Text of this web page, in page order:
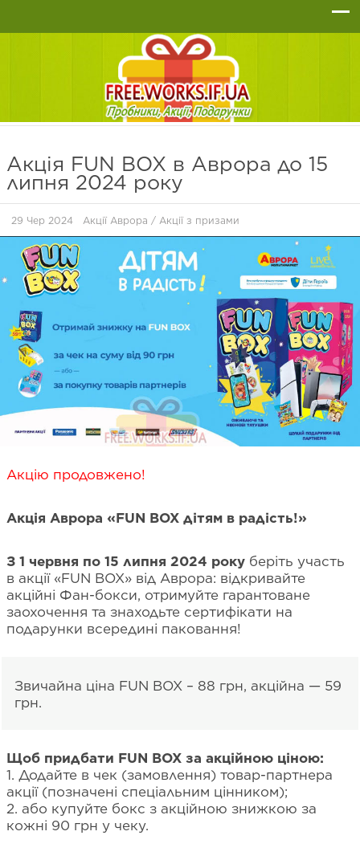
Акція FUN BOX в Аврора до 15
липня 2024 року
29 Чер 2024 Акції Аврора / Акції з призами
Акцію продовжено!
Акція Аврора «FUN BOX дітям в радість!»
З 1 червня по 15 липня 2024 року беріть участь
в акції «FUN BOX» від Аврора: відкривайте
акційні Фан-бокси, отримуйте гарантоване
заохочення та знаходьте сертифікати на
подарунки всередині паковання!
Звичайна ціна FUN BOX – 88 грн, акційна — 59
грн.
Щоб придбати FUN BOX за акційною ціною:
1. Додайте в чек (замовлення) товар-партнера
акції (позначені спеціальним цінником);
2. або купуйте бокс з акційною знижкою за
кожні 90 грн у чеку.